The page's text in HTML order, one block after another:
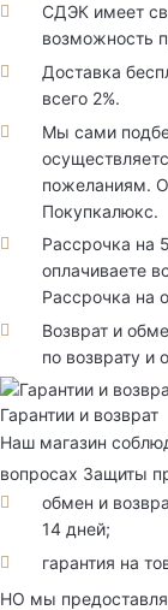
СДЭК имеет
возможность
Доставка
всего 2%.
Мы сами
пожеланиям.
Покупкалюкс.
Рассрочка на
оплачиваете
Рассрочка на
Возврат и
по возврату и
Гарантии и возврат
Наш магазин
вопросах Защиты
обмен и
14 дней;
гарантия на
НО мы